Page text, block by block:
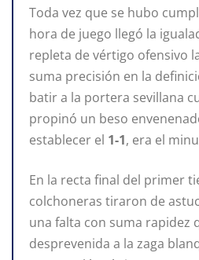
Toda vez que se hubo
hora de juego llegó la
repleta de vértigo ofensivo
suma precisión en la
batir a la portera sevillana
propinó un beso
establecer el 1-1, era el
En la recta final del primer
colchoneras tiraron de
una falta con suma rapidez
desprevenida a la zaga